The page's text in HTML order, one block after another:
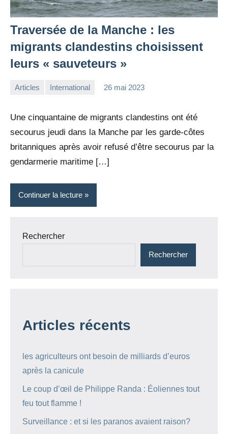
Traversée de la Manche : les
migrants clandestins choisissent
leurs « sauveteurs »
Articles International 26 mai 2023
Une cinquantaine de migrants clandestins ont été
secourus jeudi dans la Manche par les garde-côtes
britanniques après avoir refusé d’être secourus par la
gendarmerie maritime […]
Continuer la lecture
Rechercher
Rechercher
Articles récents
les agriculteurs ont besoin de milliards d’euros
après la canicule
Le coup d’œil de Philippe Randa : Éoliennes tout
feu tout flamme !
Surveillance : et si les paranos avaient raison?